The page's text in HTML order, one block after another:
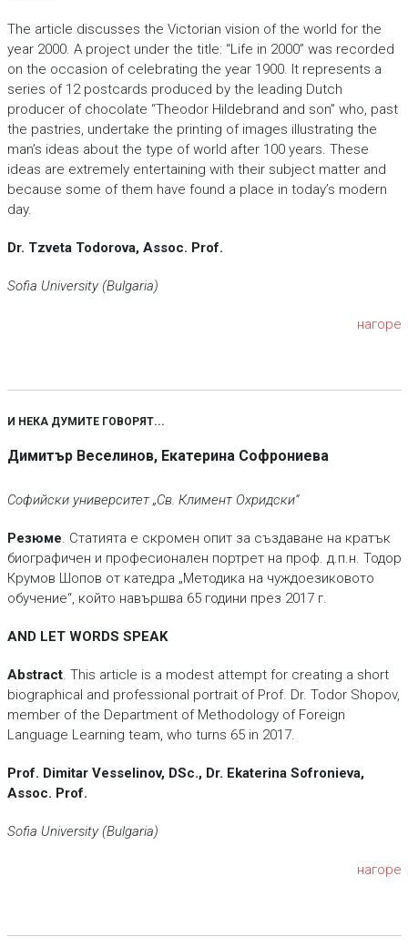
The article discusses the Victorian vision of the world for the
year 2000. A project under the title: “Life in 2000” was recorded
on the occasion of celebrating the year 1900. It represents a
series of 12 postcards produced by the leading Dutch
producer of chocolate “Theodor Hildebrand and son” who, past
the pastries, undertake the printing of images illustrating the
man’s ideas about the type of world after 100 years. These
ideas are extremely entertaining with their subject matter and
because some of them have found a place in today’s modern
day.
Dr. Tzveta Todorova, Assoc. Prof.
Sofia University (Bulgaria)
нагоре
И НЕКА ДУМИТЕ ГОВОРЯТ...
Димитър Веселинов, Екатерина Софрониева
Софийски университет „Св. Климент Охридски“
Резюме. Статията е скромен опит за създаване на кратък
биографичен и професионален портрет на проф. д.п.н. Тодор
Крумов Шопов от катедра „Методика на чуждоезиковото
обучение“, който навършва 65 години през 2017 г.
AND LET WORDS SPEAK
Abstract. This article is a modest attempt for creating a short
biographical and professional portrait of Prof. Dr. Todor Shopov,
member of the Department of Methodology of Foreign
Language Learning team, who turns 65 in 2017.
Prof. Dimitar Vesselinov, DSc., Dr. Ekaterina Sofronieva,
Assoc. Prof.
Sofia University (Bulgaria)
нагоре